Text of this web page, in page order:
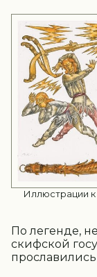
Иллюстрации
По легенде,
скифской